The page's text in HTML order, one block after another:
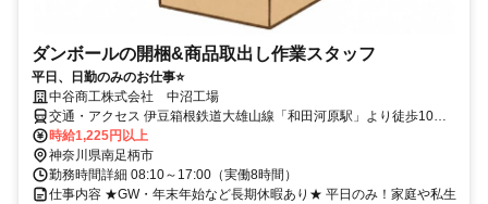
ダンボールの開梱&商品取出し作業スタッフ
平日、日勤のみのお仕事⭐
中谷商工株式会社 中沼工場
交通・アクセス 伊豆箱根鉄道大雄山線「和田河原駅」より徒歩10分
または車5分 ⭐車・バイク通勤OK
時給1,225円以上
神奈川県南足柄市
勤務時間詳細 08:10～17:00（実働8時間）
仕事内容 ★GW・年末年始など長期休暇あり★ 平日のみ！家庭や私生